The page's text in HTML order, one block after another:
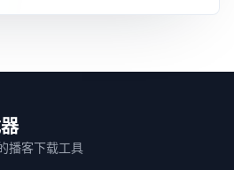
播客下载工具